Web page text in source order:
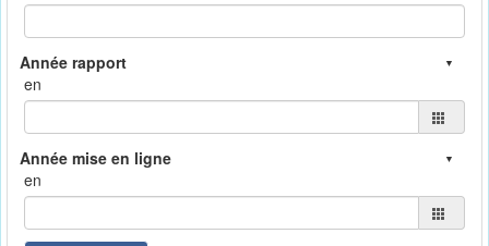
en
en